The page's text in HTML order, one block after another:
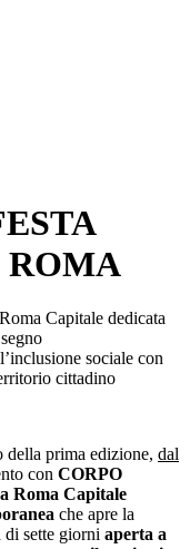
ROMA
Capitale dedicata
sociale con
cittadino
della prima edizione, dal
con CORPO
Roma Capitale
che apre la
di sette giorni aperta a